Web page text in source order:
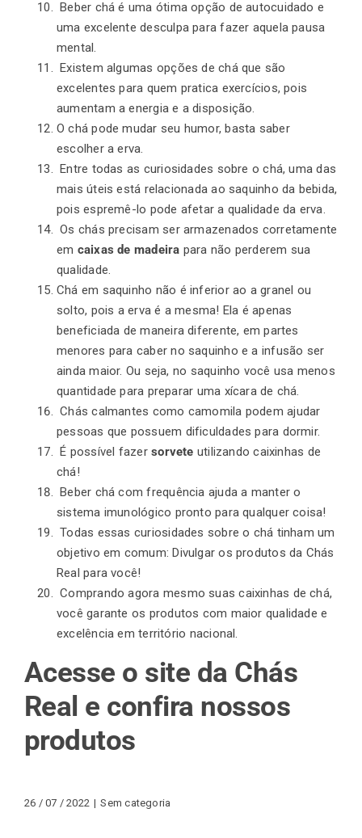
Beber chá é uma ótima opção de autocuidado e
uma excelente desculpa para fazer aquela pausa
mental.
Existem algumas opções de chá que são
excelentes para quem pratica exercícios, pois
aumentam a energia e a disposição.
O chá pode mudar seu humor, basta saber
escolher a erva.
Entre todas as curiosidades sobre o chá, uma das
mais úteis está relacionada ao saquinho da bebida,
pois espremê-lo pode afetar a qualidade da erva.
Os chás precisam ser armazenados corretamente
em caixas de madeira para não perderem sua
qualidade.
Chá em saquinho não é inferior ao a granel ou
solto, pois a erva é a mesma! Ela é apenas
beneficiada de maneira diferente, em partes
menores para caber no saquinho e a infusão ser
ainda maior. Ou seja, no saquinho você usa menos
quantidade para preparar uma xícara de chá.
Chás calmantes como camomila podem ajudar
pessoas que possuem dificuldades para dormir.
É possível fazer sorvete utilizando caixinhas de
chá!
Beber chá com frequência ajuda a manter o
sistema imunológico pronto para qualquer coisa!
Todas essas curiosidades sobre o chá tinham um
objetivo em comum: Divulgar os produtos da Chás
Real para você!
Comprando agora mesmo suas caixinhas de chá,
você garante os produtos com maior qualidade e
excelência em território nacional.
Acesse o site da Chás
Real e confira nossos
produtos
26 / 07 / 2022 | Sem categoria